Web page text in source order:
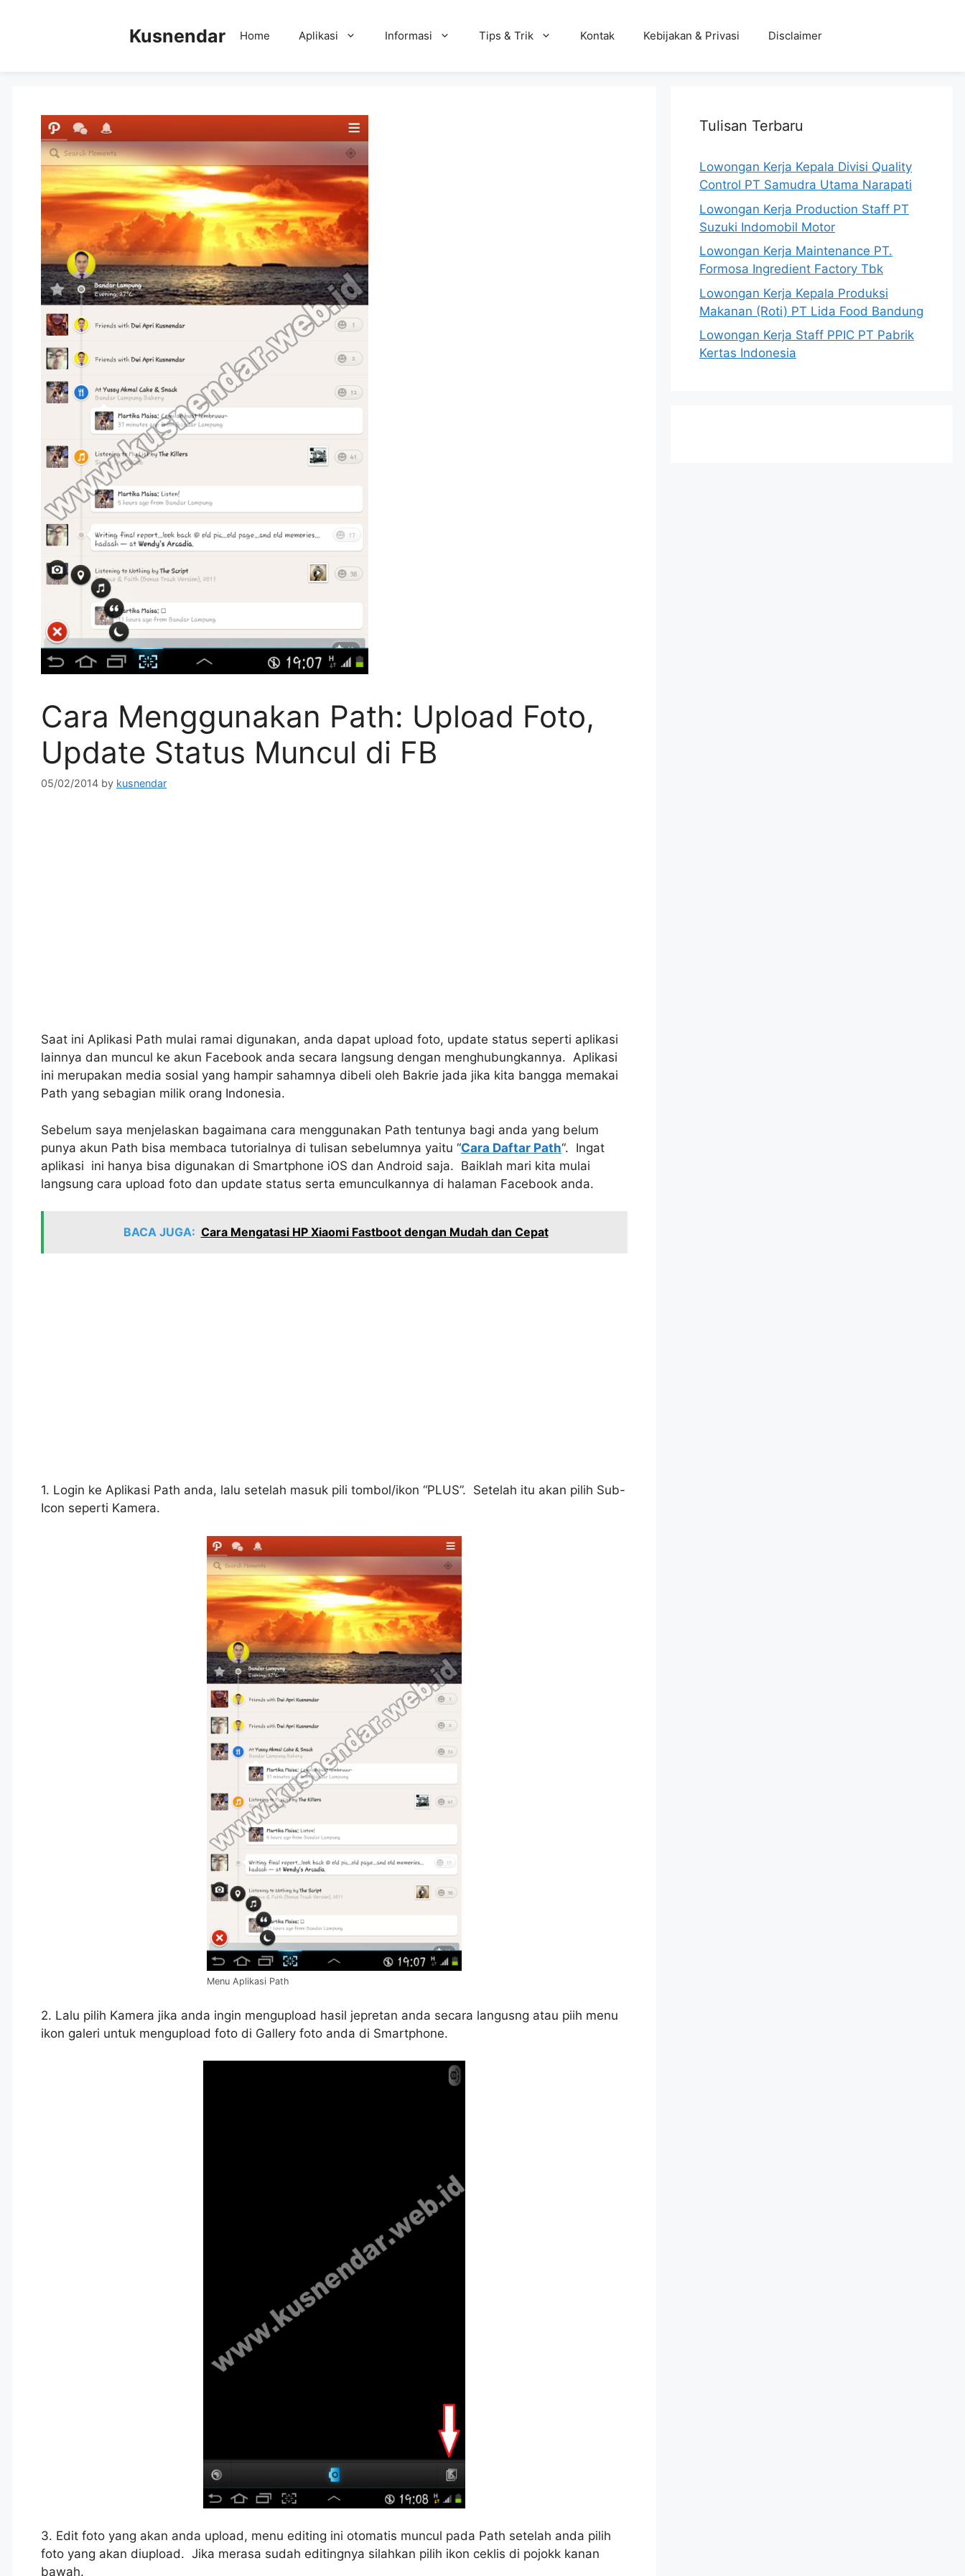
Kusnendar Home Aplikasi Informasi Tips & Trik Kontak Kebijakan & Privasi Disclaimer
Cara Menggunakan Path: Upload Foto,
Update Status Muncul di FB
05/02/2014 by kusnendar
Saat ini Aplikasi Path mulai ramai digunakan, anda dapat upload foto, update status seperti aplikasi
lainnya dan muncul ke akun Facebook anda secara langsung dengan menghubungkannya. Aplikasi
ini merupakan media sosial yang hampir sahamnya dibeli oleh Bakrie jada jika kita bangga memakai
Path yang sebagian milik orang Indonesia.
Sebelum saya menjelaskan bagaimana cara menggunakan Path tentunya bagi anda yang belum
punya akun Path bisa membaca tutorialnya di tulisan sebelumnya yaitu “Cara Daftar Path“. Ingat
aplikasi ini hanya bisa digunakan di Smartphone iOS dan Android saja. Baiklah mari kita mulai
langsung cara upload foto dan update status serta emunculkannya di halaman Facebook anda.
BACA JUGA: Cara Mengatasi HP Xiaomi Fastboot dengan Mudah dan Cepat
1. Login ke Aplikasi Path anda, lalu setelah masuk pili tombol/ikon “PLUS”. Setelah itu akan pilih Sub-
Icon seperti Kamera.
Menu Aplikasi Path
2. Lalu pilih Kamera jika anda ingin mengupload hasil jepretan anda secara langusng atau piih menu
ikon galeri untuk mengupload foto di Gallery foto anda di Smartphone.
3. Edit foto yang akan anda upload, menu editing ini otomatis muncul pada Path setelah anda pilih
foto yang akan diupload. Jika merasa sudah editingnya silahkan pilih ikon ceklis di pojokk kanan
bawah.
Tulisan Terbaru
Lowongan Kerja Kepala Divisi Quality
Control PT Samudra Utama Narapati
Lowongan Kerja Production Staff PT
Suzuki Indomobil Motor
Lowongan Kerja Maintenance PT.
Formosa Ingredient Factory Tbk
Lowongan Kerja Kepala Produksi
Makanan (Roti) PT Lida Food Bandung
Lowongan Kerja Staff PPIC PT Pabrik
Kertas Indonesia